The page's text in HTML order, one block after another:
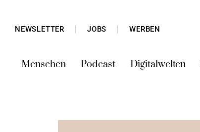
NEWSLETTER JOBS WERBEN
Menschen Podcast Digitalwelten